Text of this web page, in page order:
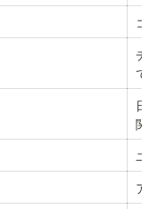
コ
チ
で
日
関
ユ
ア